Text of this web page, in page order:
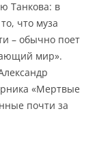
Танкова: в
что муза
– обычно поет
мир».
«Мертвые
почти за